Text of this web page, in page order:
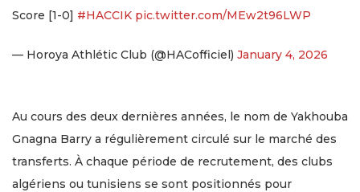
Score [1-0] #HACCIK pic.twitter.com/MEw2t96LWP
— Horoya Athlétic Club (@HACofficiel) January 4, 2026
Au cours des deux dernières années, le nom de Yakhouba
Gnagna Barry a régulièrement circulé sur le marché des
transferts. À chaque période de recrutement, des clubs
algériens ou tunisiens se sont positionnés pour